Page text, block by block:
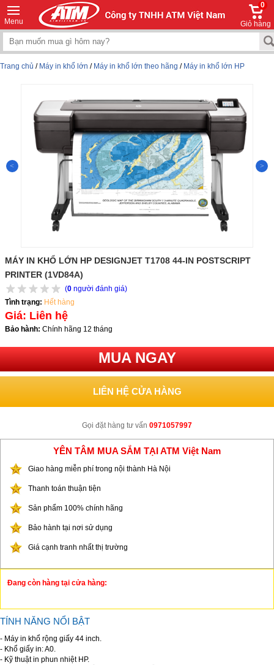
Menu
0
Giỏ hàng
Trang chủ / Máy in khổ lớn / Máy in khổ lớn theo hãng / Máy in khổ lớn HP
MÁY IN KHỔ LỚN HP DESIGNJET T1708 44-IN POSTSCRIPT
PRINTER (1VD84A)
(0 người đánh giá)
Tình trạng: Hết hàng
Giá: Liên hệ
Bảo hành: Chính hãng 12 tháng
MUA NGAY
LIÊN HỆ CỬA HÀNG
Gọi đặt hàng tư vấn 0971057997
YÊN TÂM MUA SẮM TẠI ATM Việt Nam
Giao hàng miễn phí trong nội thành Hà Nội
Thanh toán thuận tiện
Sản phẩm 100% chính hãng
Bảo hành tại nơi sử dụng
Giá cạnh tranh nhất thị trường
Đang còn hàng tại cửa hàng:
TÍNH NĂNG NỔI BẬT
- Máy in khổ rộng giấy 44 inch.
- Khổ giấy in: A0.
- Kỹ thuật in phun nhiệt HP.